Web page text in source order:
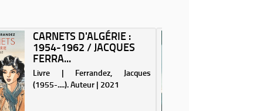
une voix à ceux que
généralemen...
CARNETS D'ALGÉRIE :
1954-1962 / JACQUES
FERRA...
Livre | Ferrandez, Jacques
(1955-....). Auteur | 2021